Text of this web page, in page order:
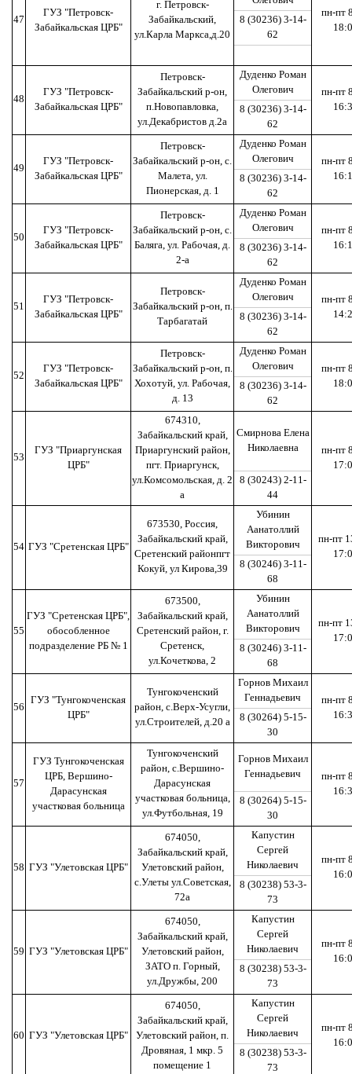
47
ГУЗ "Петровск-
Забайкальская ЦРБ"
г. Петровск-
Забайкальский,
ул.Карла Маркса,д.20
пн-пт
8 (30236) 3-14-
62
48
ГУЗ "Петровск-
Забайкальская ЦРБ"
Петровск-
Забайкальский р-он,
п.Новопавловка,
ул.Декабристов д.2а
Дуденко Роман
Олегович
пн-пт
8 (30236) 3-14-
62
49
ГУЗ "Петровск-
Забайкальская ЦРБ"
Петровск-
Забайкальский р-он, с.
Малета, ул.
Пионерская, д. 1
Дуденко Роман
Олегович
пн-пт
8 (30236) 3-14-
62
50
ГУЗ "Петровск-
Забайкальская ЦРБ"
Петровск-
Забайкальский р-он, с.
Баляга, ул. Рабочая, д.
2-а
Дуденко Роман
Олегович
пн-пт
8 (30236) 3-14-
62
51
ГУЗ "Петровск-
Забайкальская ЦРБ"
Петровск-
Забайкальский р-он, п.
Тарбагатай
Дуденко Роман
Олегович
пн-пт
8 (30236) 3-14-
62
52
ГУЗ "Петровск-
Забайкальская ЦРБ"
Петровск-
Забайкальский р-он, п.
Хохотуй, ул. Рабочая,
д. 13
Дуденко Роман
Олегович
пн-пт
8 (30236) 3-14-
62
53
ГУЗ "Приаргунская
ЦРБ"
674310,
Забайкальский край,
Приаргунский район,
пгт. Приаргунск,
ул.Комсомольская, д. 2
а
Смирнова Елена
Николаевна
пн-пт
8 (30243) 2-11-
44
54 ГУЗ "Сретенская ЦРБ"
673530, Россия,
Забайкальский край,
Сретенский районпгт
Кокуй, ул Кирова,39
Убинин
Аанатоллий
Викторович
пн-пт
8 (30246) 3-11-
68
55
ГУЗ "Сретенская ЦРБ",
обособленное
подразделение РБ № 1
673500,
Забайкальский край,
Сретенский район, г.
Сретенск,
ул.Кочеткова, 2
Убинин
Аанатоллий
Викторович
пн-пт
8 (30246) 3-11-
68
56
ГУЗ "Тунгокоченская
ЦРБ"
Тунгокоченский
район, с.Верх-Усугли,
ул.Строителей, д.20 а
Горнов Михаил
Геннадьевич
пн-пт
8 (30264) 5-15-
30
57
ГУЗ Тунгокоченская
ЦРБ, Вершино-
Дарасунская
участковая больница
Тунгокоченский
район, с.Вершино-
Дарасунская
участковая больница,
ул.Футбольная, 19
Горнов Михаил
Геннадьевич
пн-пт
8 (30264) 5-15-
30
58 ГУЗ "Улетовская ЦРБ"
674050,
Забайкальский край,
Улетовский район,
с.Улеты ул.Советская,
72а
Капустин
Сергей
Николаевич
пн-пт
8 (30238) 53-3-
73
59 ГУЗ "Улетовская ЦРБ"
674050,
Забайкальский край,
Улетовский район,
ЗАТО п. Горный,
ул.Дружбы, 200
Капустин
Сергей
Николаевич
пн-пт
8 (30238) 53-3-
73
60 ГУЗ "Улетовская ЦРБ"
674050,
Забайкальский край,
Улетовский район, п.
Дровяная, 1 мкр. 5
помещение 1
Капустин
Сергей
Николаевич
пн-пт
8 (30238) 53-3-
73